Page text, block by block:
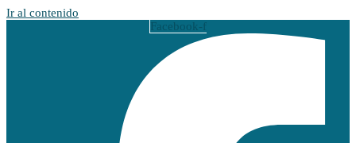
Ir al contenido
Facebook-f